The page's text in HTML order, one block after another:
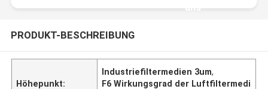
uns
PRODUKT-BESCHREIBUNG
Höhepunkt:
Industriefiltermedien 3um,
F6 Wirkungsgrad der Luftfiltermedi